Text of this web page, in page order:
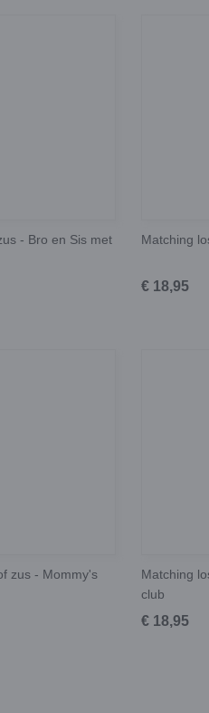
- Bro en Sis met
Matching
€ 18,95
zus - Mommy's
Matching
club
€ 18,95